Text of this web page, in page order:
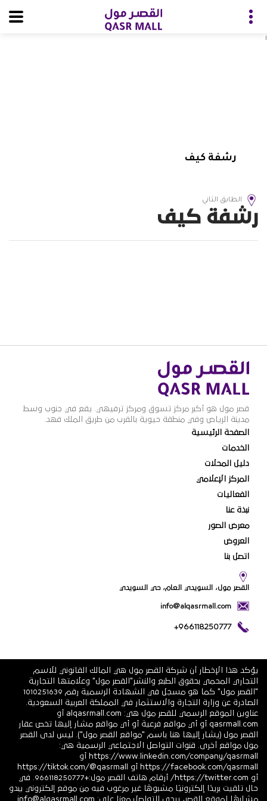
i
رشفة كيف
الطابق الثاني
رشفة كيف
قصر مول هو أكبر مركز تسوق ومركز ترفيهي. يقع في جنوب وسط
مدينة الرياض وفي منطقة حيوية بالقرب من طريق الملك فهد.
الصفحة الرئيسية
الخدمات
دليل المحلات
المركز الإعلامي
الفعاليات
نبذة عنا
معرض الصور
العروض
اتصل بنا
القصر مول، السويدي العام، حي السويدي
info@alqasrmall.com
+966118250777
يؤكد هذا الإخطار أن شركة القصر مول هي المالك القانوني للاسم
التجاري المحمي بحقوق الطبع والنشر"القصر مول" وعلامتها التجارية
"القصر مول" كما هو مسجل في الشهادة الرسمية رقم 1010251639
الصادرة عن وزارة التجارة والاستثمار في المملكة العربية السعودية.
عناوين الموقع الرسمي للقصر مول هي: alqasrmall.com أو
qasrmall.com أو أي مواقع فرعية أو أي مواقع مشار إليها تخص عقار
القصر مول (يشار إليها هنا باسم "مواقع القصر مول"). ليس لدى القصر
مول مواقع أخرى. قنوات التواصل الاجتماعي الرسمية هي:
https://www.linkedin.com/company/qasrmall أو
https://facebook.com/qasrmall أو https://tiktok.com/@qasrmall
أو https://twitter.com/ أرقام هاتف القصر مول:+966118250777. في
حال تلقيت بريدًا إلكترونيًا مشبوهًا غير مرغوب فيه من موقع إلكتروني يبدو
مشابهًا لموقع القصر، يرجى التواصل معنا على: info@alqasrmall.com